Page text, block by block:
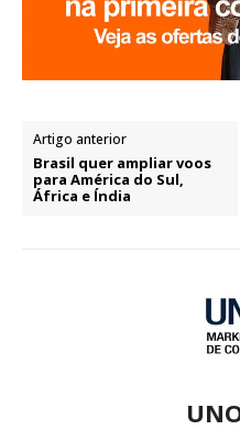
Artigo anterior
Brasil quer ampliar voos
para América do Sul,
África e Índia